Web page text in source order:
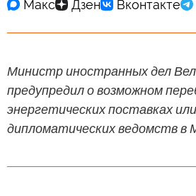
Министр иностранных дел
предупредил о возможном
энергетических поставках
дипломатических ведомств в